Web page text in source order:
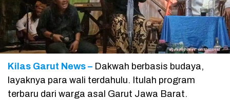
Kilas Garut News – Dakwah berbasis budaya,
layaknya para wali terdahulu. Itulah program
terbaru dari warga asal Garut Jawa Barat.